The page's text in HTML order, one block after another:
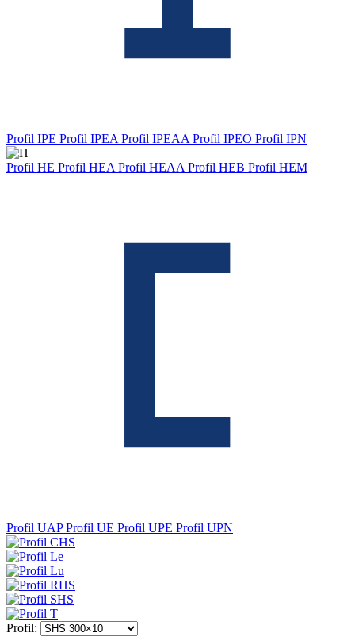
Profil IPE Profil IPEA Profil IPEAA Profil IPEO Profil IPN
Profil HE Profil HEA Profil HEAA Profil HEB Profil HEM
Profil UAPProfil UE Profil UPE Profil UPN
Profil: